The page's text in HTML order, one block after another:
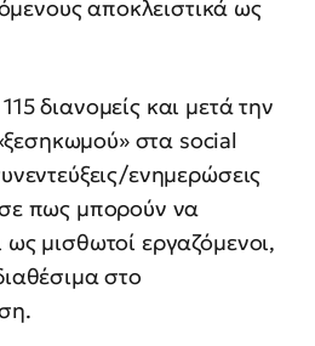
αποκλειστικά ως
διανομείς και μετά την
στα social
ενημερώσεις
πως μπορούν να
μισθωτοί εργαζόμενοι,
στο